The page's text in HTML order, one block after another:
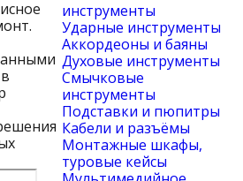
инструменты
Ударные инструменты
Аккордеоны и баяны
Духовые инструменты
Смычковые
инструменты
Подставки и пюпитры
Кабели и разъёмы
Монтажные шкафы,
туровые кейсы